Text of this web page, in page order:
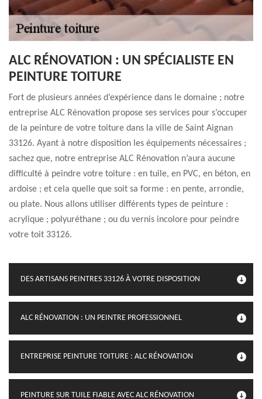
ALC RÉNOVATION : UN SPÉCIALISTE EN
PEINTURE TOITURE
Fort de plusieurs années d’expérience dans le domaine ; notre
entreprise ALC Rénovation propose ses services pour s’occuper
de la peinture de votre toiture dans la ville de Saint Aignan
33126. Ayant à notre disposition les équipements nécessaires ;
sachez que, notre entreprise ALC Rénovation n’aura aucune
difficulté à peindre votre toiture : en tuile, en PVC, en béton, en
ardoise ; et cela quelle que soit sa forme : en pente, arrondie,
ou plate. Nous allons utiliser différents types de peinture :
acrylique ; polyuréthane ; ou du vernis incolore pour peindre
votre toit 33126.
DES ARTISANS PEINTRES 33126 À VOTRE DISPOSITION
ALC RÉNOVATION : UN PEINTRE PROFESSIONNEL
ENTREPRISE PEINTURE TOITURE : ALC RÉNOVATION
PEINTURE SUR TUILE FIABLE AVEC ALC RÉNOVATION